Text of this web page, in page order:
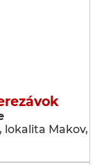
lokalita Makov,